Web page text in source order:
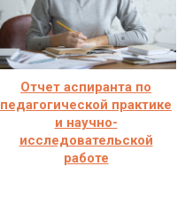
Отчет аспиранта по
педагогической практике
и научно-
исследовательской
работе